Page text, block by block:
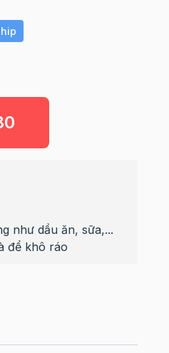
như dầu ăn, sữa,...
để khô ráo